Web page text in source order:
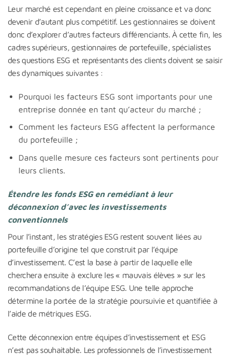
Leur marché est cependant en pleine croissance et va donc
devenir d’autant plus compétitif. Les gestionnaires se doivent
donc d’explorer d’autres facteurs différenciants. À cette fin, les
cadres supérieurs, gestionnaires de portefeuille, spécialistes
des questions ESG et représentants des clients doivent se saisir
des dynamiques suivantes :
Pourquoi les facteurs ESG sont importants pour une
entreprise donnée en tant qu’acteur du marché ;
Comment les facteurs ESG affectent la performance
du portefeuille ;
Dans quelle mesure ces facteurs sont pertinents pour
leurs clients.
Étendre les fonds ESG en remédiant à leur
déconnexion d’avec les investissements
conventionnels
Pour l’instant, les stratégies ESG restent souvent liées au
portefeuille d’origine tel que construit par l’équipe
d’investissement. C’est la base à partir de laquelle elle
cherchera ensuite à exclure les « mauvais élèves » sur les
recommandations de l’équipe ESG. Une telle approche
détermine la portée de la stratégie poursuivie et quantifiée à
l’aide de métriques ESG.
Cette déconnexion entre équipes d’investissement et ESG
n’est pas souhaitable. Les professionnels de l’investissement